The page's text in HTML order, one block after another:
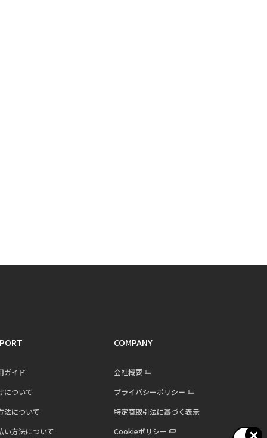
ガイド
について
法について
い方法について
COMPANY
会社概要
プライバシーポリシー
特定商取引法に基づく表示
Cookieポリシー